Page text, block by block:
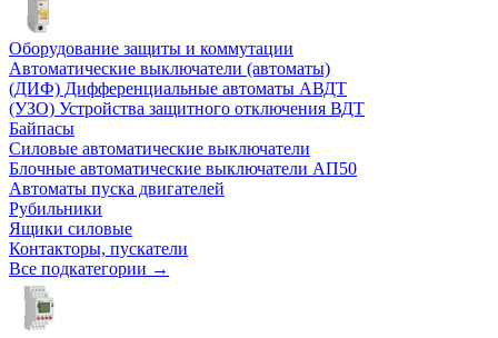
Оборудование защиты и коммутации
Автоматические выключатели (автоматы)
(ДИФ) Дифференциальные автоматы АВДТ
(УЗО) Устройства защитного отключения ВДТ
Байпасы
Силовые автоматические выключатели
Блочные автоматические выключатели АП50
Автоматы пуска двигателей
Рубильники
Ящики силовые
Контакторы, пускатели
Все подкатегории →